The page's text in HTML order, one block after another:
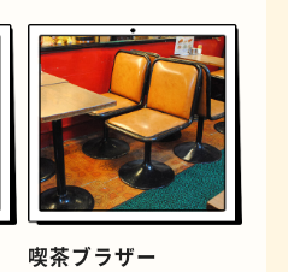
たまごサンド
喫茶ブラザー